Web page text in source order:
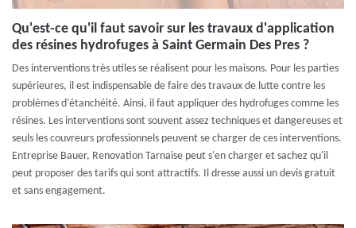
Qu'est-ce qu'il faut savoir sur les travaux d'application
des résines hydrofuges à Saint Germain Des Pres ?
Des interventions très utiles se réalisent pour les maisons. Pour les parties
supérieures, il est indispensable de faire des travaux de lutte contre les
problèmes d'étanchéité. Ainsi, il faut appliquer des hydrofuges comme les
résines. Les interventions sont souvent assez techniques et dangereuses et
seuls les couvreurs professionnels peuvent se charger de ces interventions.
Entreprise Bauer, Renovation Tarnaise peut s'en charger et sachez qu'il
peut proposer des tarifs qui sont attractifs. Il dresse aussi un devis gratuit
et sans engagement.